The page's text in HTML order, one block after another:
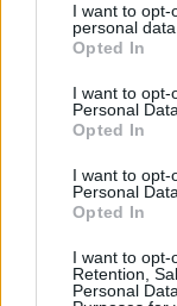
not limited to
grant or deny
use your data for
consent section.
I want to opt-
personal data.
Opted In
I want to opt-
Personal Data.
Opted In
I want to opt-
Personal
Opted In
I want to opt-
Retention,
Personal
ΑΣΕΠ:
μόνο 2
ΑΣΕΠ: Εξ